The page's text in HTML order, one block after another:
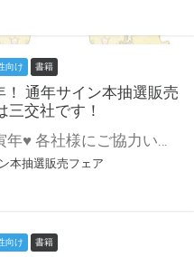
向け 書籍
！ 通年サイン本抽選販売
三交社です！
本抽選販売フェア
向け 書籍